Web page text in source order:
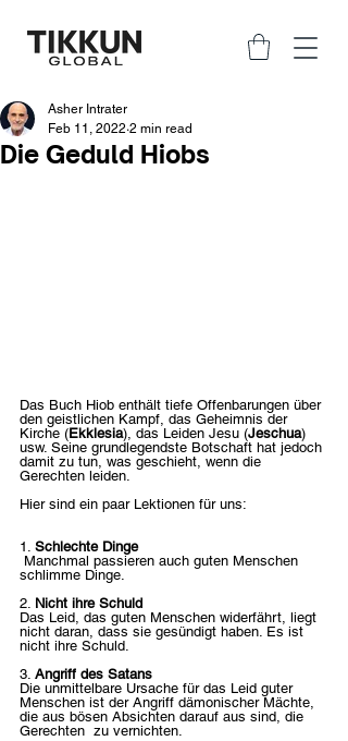
Die Geduld Hiobs
Asher Intrater
Feb 11, 2022 2 min read
Das Buch Hiob enthält tiefe Offenbarungen über
den geistlichen Kampf, das Geheimnis der
Kirche (Ekklesia), das Leiden Jesu (Jeschua)
usw. Seine grundlegendste Botschaft hat jedoch
damit zu tun, was geschieht, wenn die
Gerechten leiden.
Hier sind ein paar Lektionen für uns:
1. Schlechte Dinge
schlimme Dinge.
2. Nicht ihre Schuld
Das Leid, das guten Menschen widerfährt, liegt
nicht daran, dass sie gesündigt haben. Es ist
nicht ihre Schuld.
3. Angriff des Satans
Die unmittelbare Ursache für das Leid guter
Menschen ist der Angriff dämonischer Mächte,
die aus bösen Absichten darauf aus sind, die
Gerechten  zu vernichten.